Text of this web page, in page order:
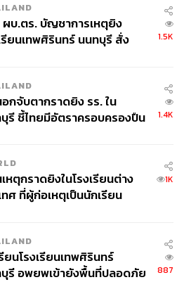
เพลงนี้จะมีอยู่ทั้งหมด 3 ชุด 3 คอน
เซปต์ของญี่ปุ่นก็คือชุดเซ็มบัตสึ
มาจากเกาหลี
ทย จะเป็นชุดแนวมวยไทย ถ้า
ตรงกางเกงกับชายเสื้อที่เขียนว่า
ลงนี้มันจะต่างจากที่ BNK48-
นเล่าเรื่องราวแบบมีสตอรี หรือมี
เรียนที่แสดงออกถึงความสดใส
ผบ.ตร. บัญชาการเหตุยิง
รียนเทพศิรินทร์ นนทบุรี สั่ง
1.5K
กจับตากราดยิง รร. ใน
รี ชี้ไทยมีอัตราครอบครองปืน
1.4K
หตุกราดยิงในโรงเรียนต่าง
ทศ ที่ผู้ก่อเหตุเป็นนักเรียน
1K
ยนโรงเรียนเทพศิรินทร์
รี อพยพเข้ายังพื้นที่ปลอดภัย
887